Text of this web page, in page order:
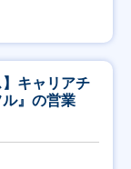
キャリアチ
』の営業